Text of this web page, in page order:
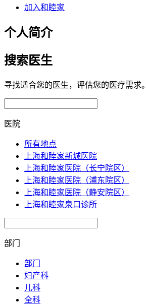
加入和睦家
个人简介
搜索医生
寻找适合您的医生，评估您的医疗需求。
医院
所有地点
上海和睦家新城医院
上海和睦家医院（长宁院区）
上海和睦家医院（浦东院区）
上海和睦家医院（静安院区）
上海和睦家泉口诊所
部门
部门
妇产科
儿科
全科